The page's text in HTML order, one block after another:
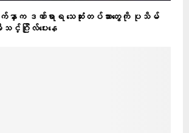
ာက ဒဏ်ရာရ သေဆုံးတပ်သားတွေကို ပုသိမ်
င်္ဂြိုလ်ပေးနေ